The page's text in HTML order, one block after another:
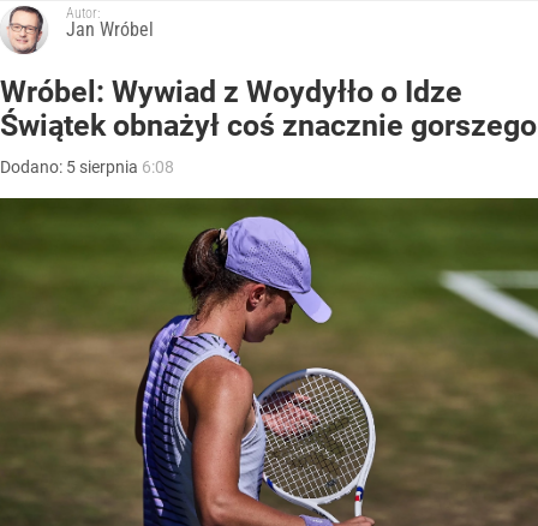
Autor:
Jan Wróbel
Wróbel: Wywiad z Woydyłło o Idze
Świątek obnażył coś znacznie gorszego
Dodano: 5 sierpnia 6:08